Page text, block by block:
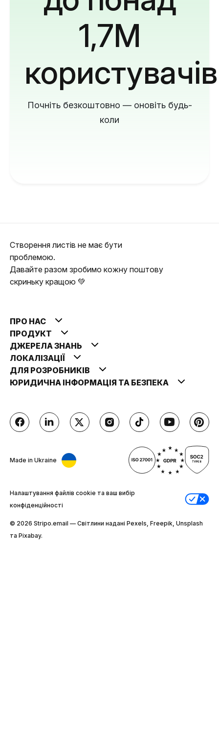
1,7M
користувачів
Почніть безкоштовно — оновіть будь-
коли
Створення листів не має бути
проблемою.
Давайте разом зробимо кожну поштову
скриньку кращою 💚
ПРО НАС
ПРОДУКТ
ДЖЕРЕЛА ЗНАНЬ
ЛОКАЛІЗАЦІЇ
ДЛЯ РОЗРОБНИКІВ
ЮРИДИЧНА ІНФОРМАЦІЯ ТА БЕЗПЕКА
Made in Ukraine
Налаштування файлів cookie та ваш вибір
конфіденційності
© 2026 Stripо.email — Світлини надані Pexels, Freepik, Unsplash
та Pixabay.